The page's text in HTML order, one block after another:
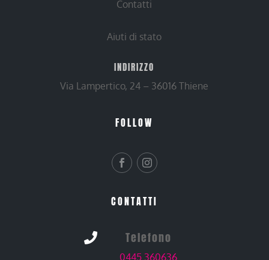
Contatti
Aiuti di stato
INDIRIZZO
Via Lampertico, 24 – 36016 Thiene
FOLLOW
CONTATTI
 Telefono
0445 360636